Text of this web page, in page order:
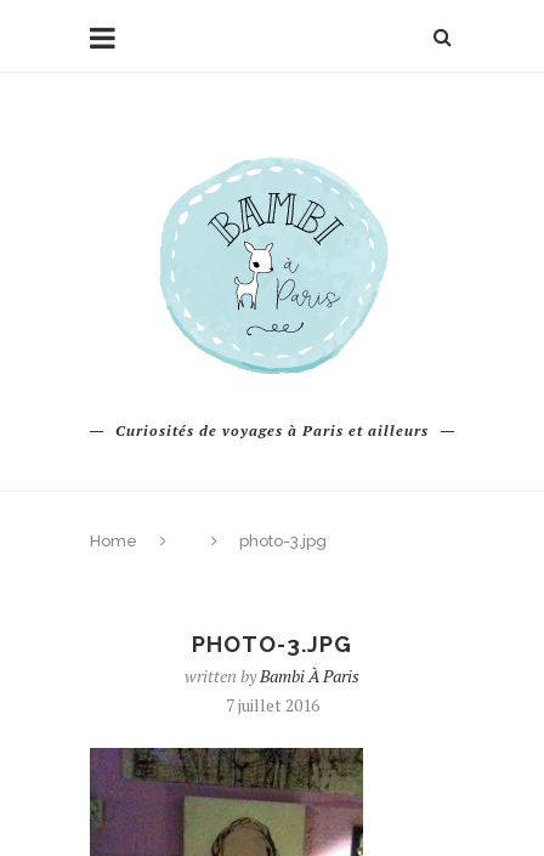
Curiosités de voyages à Paris et ailleurs
Home photo-3.jpg
PHOTO-3.JPG
written byBambi À Paris
7 juillet 2016